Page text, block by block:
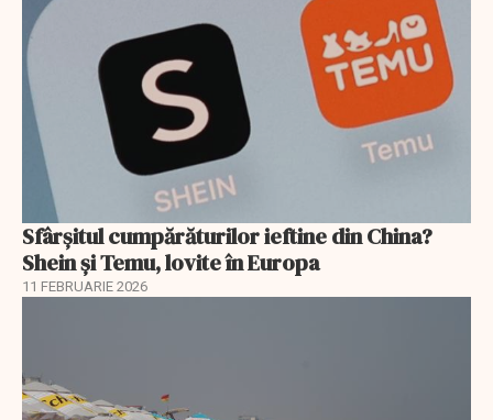
Sfârșitul cumpărăturilor ieftine din China?
Shein și Temu, lovite în Europa
11 FEBRUARIE 2026